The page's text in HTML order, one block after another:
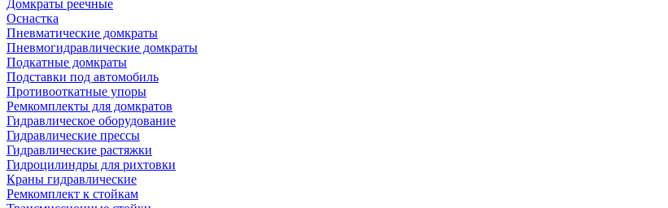
Домкраты реечные
Оснастка
Пневматические домкраты
Пневмогидравлические домкраты
Подкатные домкраты
Подставки под автомобиль
Противооткатные упоры
Ремкомплекты для домкратов
Гидравлическое оборудование
Гидравлические прессы
Гидравлические растяжки
Гидроцилиндры для рихтовки
Краны гидравлические
Ремкомплект к стойкам